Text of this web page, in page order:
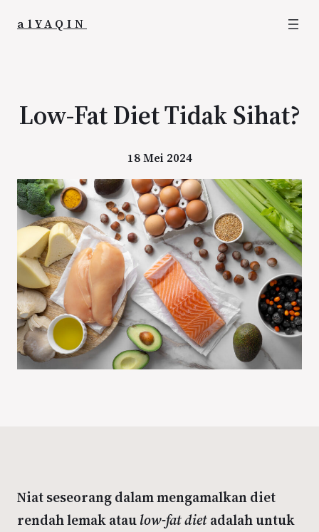
alYAQIN
Low-Fat Diet Tidak Sihat?
18 Mei 2024
Niat seseorang dalam mengamalkan diet
rendah lemak ataulow-fat dietadalah untuk